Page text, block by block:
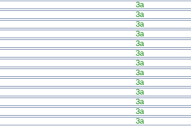
За
За
За
За
За
За
За
За
За
За
За
За
За